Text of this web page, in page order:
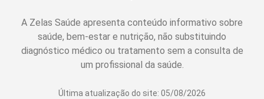
A Zelas Saúde apresenta conteúdo informativo sobre
saúde, bem-estar e nutrição, não substituindo
diagnóstico médico ou tratamento sem a consulta de
um profissional da saúde.
Última atualização do site: 05/08/2026